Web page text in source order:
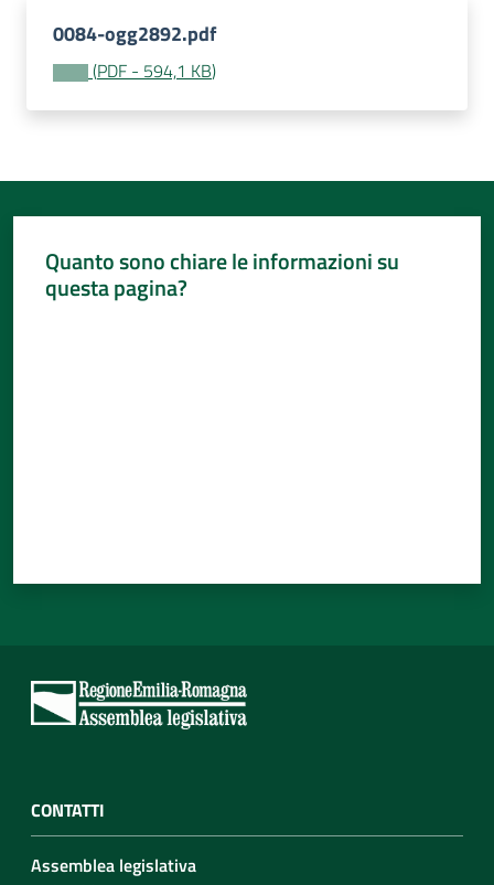
0084-ogg2892.pdf
(PDF - 594,1 KB)
Quanto sono chiare le informazioni su
questa pagina?
CONTATTI
Assemblea legislativa